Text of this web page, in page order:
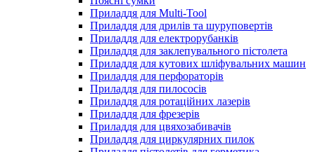
Приладдя для Multi-Tool
Приладдя для дрилів та шуруповертів
Приладдя для електрорубанків
Приладдя для заклепувального пістолета
Приладдя для кутових шліфувальних машин
Приладдя для перфораторів
Приладдя для пилососів
Приладдя для ротаційних лазерів
Приладдя для фрезерів
Приладдя для цвяхозабивачів
Приладдя для циркулярних пилок